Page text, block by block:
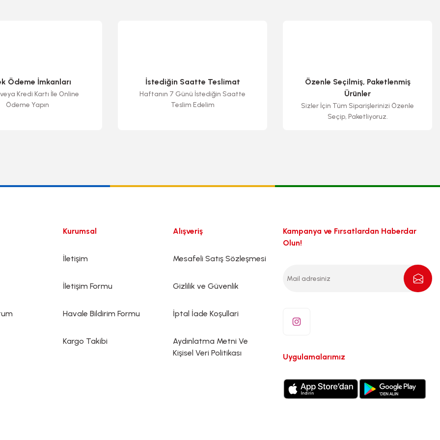
Ödeme İmkanları
Kredi Kartı İle Online
Ödeme Yapın
İstediğin Saatte Teslimat
Haftanın 7 Günü İstediğin Saatte
Teslim Edelim
Özenle Seçilmiş, Paketlenmiş
Ürünler
Sizler İçin Tüm Siparişlerinizi Özenle
Seçip, Paketliyoruz.
Kurumsal
İletişim
İletişim Formu
Havale Bildirim Formu
Kargo Takibi
Alışveriş
Mesafeli Satış Sözleşmesi
Gizlilik ve Güvenlik
İptal İade Koşullari
Aydınlatma Metni Ve
Kişisel Veri Politikası
Kampanya ve Fırsatlardan Haberdar
Olun!
Uygulamalarımız